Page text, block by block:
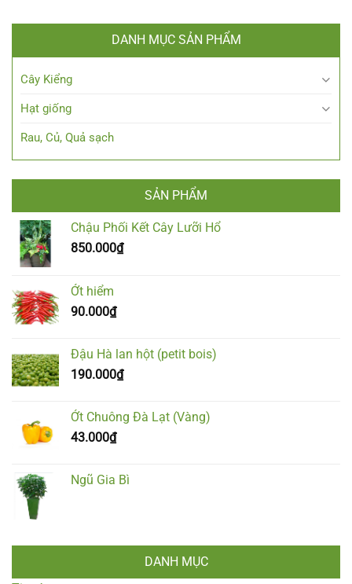
DANH MỤC SẢN PHẨM
Cây Kiểng
Hạt giống
Rau, Củ, Quả sạch
SẢN PHẨM
Chậu Phối Kết Cây Lưỡi Hổ
850.000₫
Ớt hiểm
90.000₫
Đậu Hà lan hột (petit bois)
190.000₫
Ớt Chuông Đà Lạt (Vàng)
43.000₫
Ngũ Gia Bì
DANH MỤC